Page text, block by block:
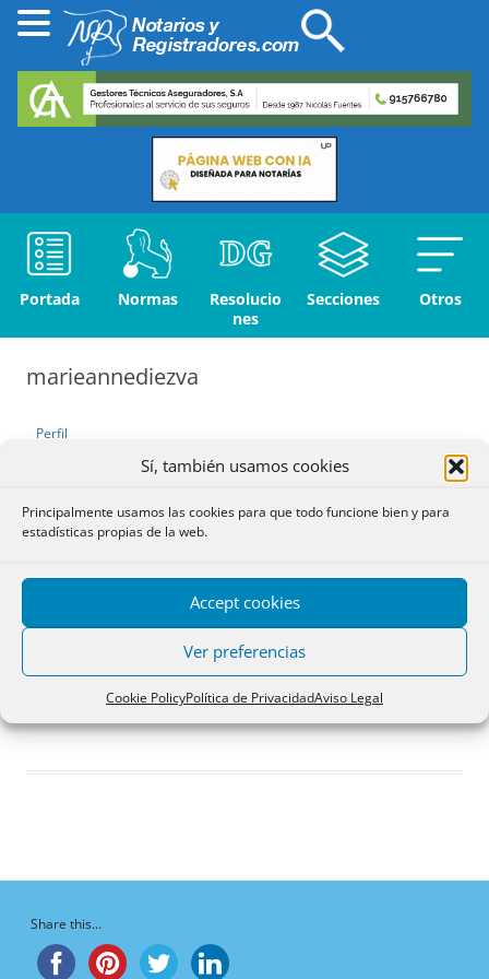
Sí, también usamos cookies
Principalmente usamos las cookies para que todo funcione bien y para
estadísticas propias de la web.
Accept cookies
Ver preferencias
Cookie PolicyPolítica de PrivacidadAviso Legal
Portada Normas
Resolucio
nes
Secciones Otros
marieannediezva
Perfil
Debates iniciados
Respuestas creadas
Participaciones
Favoritos
Debates en los que
participa
¡Vaya, no hay debates aquí!
Share this...